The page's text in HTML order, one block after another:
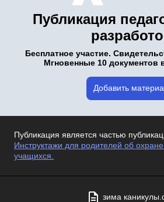
Публикация
Бесплатное участие.
Мгновенные 10 документов
Добавить
Публикация является частью
Инструктажи для родителей об
учащихся.
зима